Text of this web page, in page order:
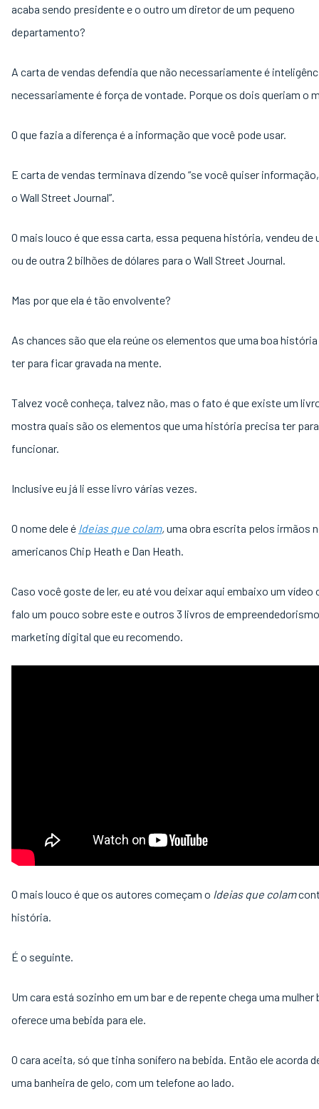
acaba sendo presidente e o outro um diretor de um pequeno
departamento?
A carta de vendas defendia que não necessariamente é
necessariamente é força de vontade. Porque os dois queriam o
O que fazia a diferença é a informação que você pode usar.
E carta de vendas terminava dizendo “se você quiser
o Wall Street Journal”.
O mais louco é que essa carta, essa pequena história, vendeu de
ou de outra 2 bilhões de dólares para o Wall Street Journal.
Mas por que ela é tão envolvente?
As chances são que ela reúne os elementos que uma boa
ter para ficar gravada na mente.
Talvez você conheça, talvez não, mas o fato é que existe um
mostra quais são os elementos que uma história precisa ter para
funcionar.
Inclusive eu já li esse livro várias vezes.
O nome dele é Ideias que colam,uma obra escrita pelos irmãos
americanos Chip Heath e Dan Heath.
Caso você goste de ler, eu até vou deixar aqui embaixo um vídeo
falo um pouco sobre este e outros 3 livros de
marketing digital que eu recomendo.
O mais louco é que os autores começam o Ideias que colam
história.
É o seguinte.
Um cara está sozinho em um bar e de repente chega uma mulher
oferece uma bebida para ele.
O cara aceita, só que tinha sonífero na bebida. Então ele acorda
uma banheira de gelo, com um telefone ao lado.